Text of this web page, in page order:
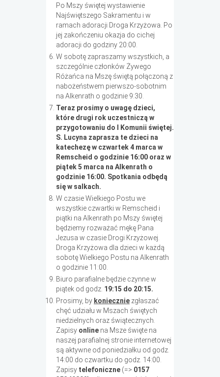
Po Mszy świętej wystawienie
Najświętszego Sakramentu i w
ramach adoracji Droga Krzyżowa. Po
jej zakończeniu okazja do cichej
adoracji do godziny 20:00.
W sobotę zapraszamy wszystkich, a
szczególnie członków Żywego
Różańca na Mszę świętą połączoną z
nabożeństwem pierwszo-sobotnim
na Alkenrath o godzinie 9:30.
Teraz prosimy o uwagę dzieci,
które drugi rok uczestniczą w
przygotowaniu do I Komunii świętej.
S. Lucyna zaprasza te dzieci na
katechezę w czwartek 4 marca w
Remscheid o godzinie 16:00 oraz w
piątek 5 marca na Alkenrath o
godzinie 16:00. Spotkania odbędą
się w salkach.
W czasie Wielkiego Postu we
wszystkie czwartki w Remscheid i
piątki na Alkenrath po Mszy świętej
będziemy rozważać mękę Pana
Jezusa w czasie Drogi Krzyżowej.
Droga Krzyżowa dla dzieci w każdą
sobotę Wielkiego Postu na Alkenrath
o godzinie 11:00.
Biuro parafialne będzie czynne w
piątek od godz. 19:15 do 20:15.
Prosimy, by koniecznie zgłaszać
chęć udziału w Mszach świętych
niedzielnych oraz świątecznych.
Zapisy online na Msze święte na
naszej parafialnej stronie internetowej
są aktywne od poniedziałku od godz.
14:00 do czwartku do godz. 14:00.
Zapisy telefoniczne (=> 0157